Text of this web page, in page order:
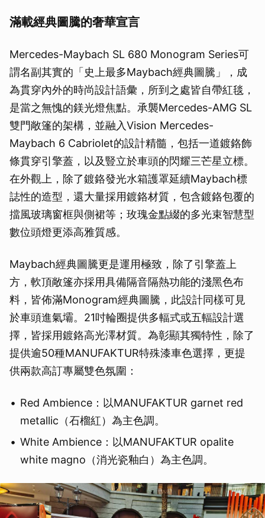
滿載經典圖騰的奢華宣言
Mercedes-Maybach SL 680 Monogram Series可
謂名副其實的「史上最多Maybach經典圖騰」，成
為貫穿內外的時尚設計語彙，所到之處皆自帶紅毯，
是當之無愧的鎂光燈焦點。承襲Mercedes-AMG SL
雙門敞篷的架構，並融入Vision Mercedes-
Maybach 6 Cabriolet的設計精髓，包括一道鍍鉻飾
條貫穿引擎蓋，以及豎立於車頭的閃耀三芒星立標。
在外觀上，除了鍍鉻發光水箱護罩延續Maybach標
誌性的造型，還大量採用鍍鉻材質，包含鍍鉻包覆的
擋風玻璃窗框與側裙等；玫瑰金點綴的多光束智慧型
數位頭燈更添高雅質感。
Maybach經典圖騰更是運用極致，除了引擎蓋上
方，軟頂敞篷亦採用具備隔音隔熱功能的淺黑色布
料，皆佈滿Monogram經典圖騰，此設計同樣可見
於車頭進氣壩。21吋輪圈提供多輻式或五輻設計選
擇，皆採用鍍鉻高光澤材質。為彰顯其獨特性，除了
提供逾50種MANUFAKTUR特殊漆車色選擇，更提
供兩款高訂專屬雙色氛圍：
Red Ambience：以MANUFAKTUR garnet red
metallic（石榴紅）為主色調。
White Ambience：以MANUFAKTUR opalite
white magno（消光瓷釉白）為主色調。